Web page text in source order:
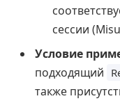
сессии
Условие
подходящий
также